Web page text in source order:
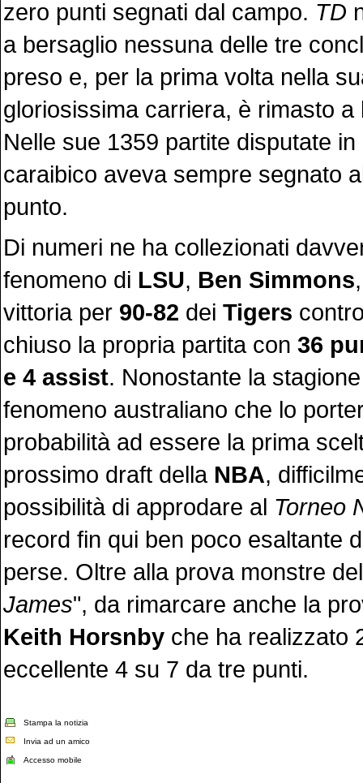
zero punti segnati dal campo. TD
a bersaglio nessuna delle tre
preso e, per la prima volta nella
gloriosissima carriera, è rimasto
Nelle sue 1359 partite disputate in
caraibico aveva sempre segnato
punto.
Di numeri ne ha collezionati
fenomeno di LSU, Ben Simmons
vittoria per 90-82 dei Tigers
chiuso la propria partita con 36
e 4 assist. Nonostante la
fenomeno australiano che lo
probabilità ad essere la prima
prossimo draft della NBA,
possibilità di approdare al Torneo
record fin qui ben poco esaltante
perse. Oltre alla prova monstre
James", da rimarcare anche la
Keith Horsnby che ha realizzato
eccellente 4 su 7 da tre punti.
Stampa la notizia
Invia ad un amico
Accesso mobile